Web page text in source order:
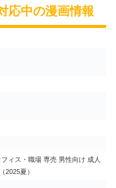
応中の漫画情報
ィス・職場 専売 男性向け 成人
2025夏）